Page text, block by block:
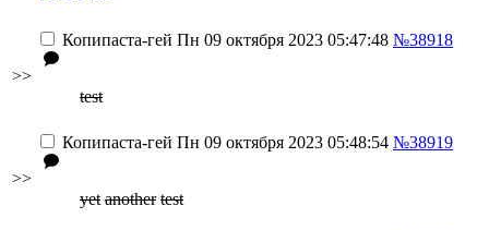
>>
Копипаста-гей Пн 09 октября 2023 05:47:48 №38918
test
>>
Копипаста-гей Пн 09 октября 2023 05:48:54 №38919
yet another test